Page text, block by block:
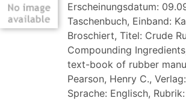
Erscheinungsdatum:
Taschenbuch, Einband:
Broschiert, Titel: Crude
Compounding
text-book of rubber
Pearson, Henry C.,
Sprache: Englisch, Rubrik: